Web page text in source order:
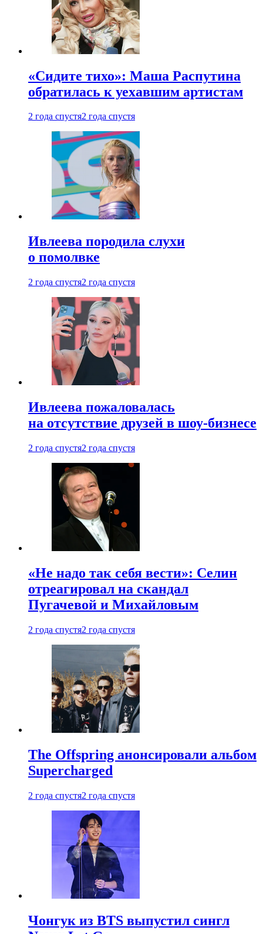
«Сидите тихо»: Маша Распутина
обратилась к уехавшим артистам
2 года спустя2 года спустя
Ивлеева породила слухи
о помолвке
2 года спустя2 года спустя
Ивлеева пожаловалась
на отсутствие друзей в шоу-бизнесе
2 года спустя2 года спустя
«Не надо так себя вести»: Селин
отреагировал на скандал
Пугачевой и Михайловым
2 года спустя2 года спустя
The Offspring анонсировали альбом
Supercharged
2 года спустя2 года спустя
Чонгук из BTS выпустил сингл